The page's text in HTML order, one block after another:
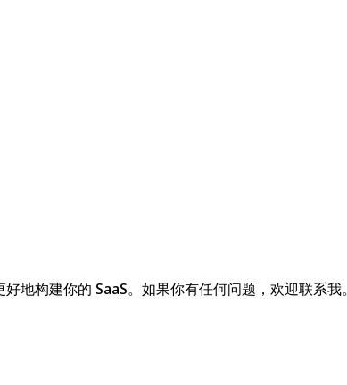
地构建你的 SaaS。如果你有任何问题，欢迎联系我。